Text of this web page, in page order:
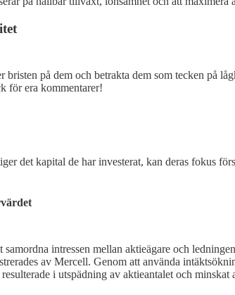
bristen på dem och betrakta dem som tecken på
för era kommentarer!
det kapital de har investerat, kan deras fokus
intressen mellan aktieägare och
av Mercell. Genom att använda
i utspädning av aktieantalet och minskat